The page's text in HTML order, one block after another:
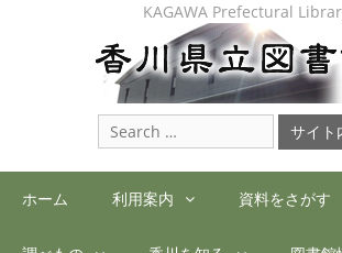
KAGAWA Prefectural
Search
for:
ホーム 利用案内 資料をさがす